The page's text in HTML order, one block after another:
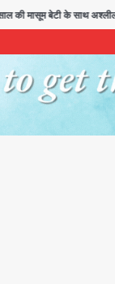
हरकत करने वाले